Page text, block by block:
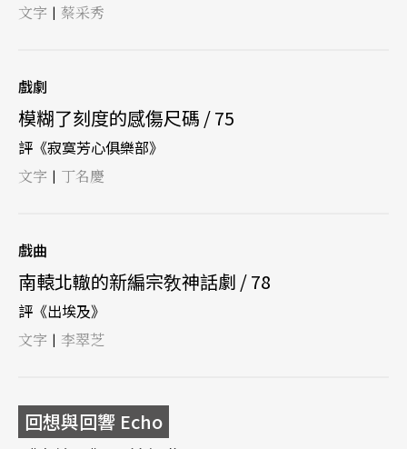
文字 | 蔡采秀
戲劇
模糊了刻度的感傷尺碼 / 75
評《寂寞芳心俱樂部》
文字 | 丁名慶
戲曲
南轅北轍的新編宗敎神話劇 / 78
評《出埃及》
文字 | 李翠芝
回想與回響 Echo